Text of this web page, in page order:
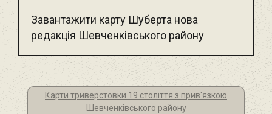
Завантажити карту Шуберта нова
редакція Шевченківського району
Карти триверстовки 19 століття з прив'язкою
Шевченківського району